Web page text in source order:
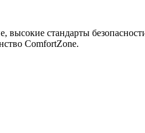
стандарты
ComfortZone.